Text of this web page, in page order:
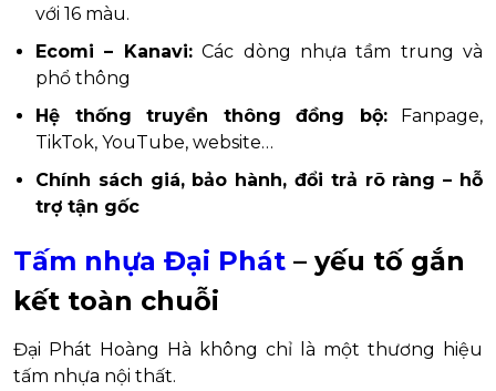
với 16 màu.
Ecomi – Kanavi:Các dòng nhựa tầm trung và
phổ thông
Hệ thống truyền thông đồng bộ:Fanpage,
TikTok, YouTube, website…
Chính sách giá, bảo hành, đổi trả rõ ràng – hỗ
trợ tận gốc
Tấm nhựa Đại Phát – yếu tố gắn
kết toàn chuỗi
Đại Phát Hoàng Hà không chỉ là một thương hiệu
tấm nhựa nội thất.